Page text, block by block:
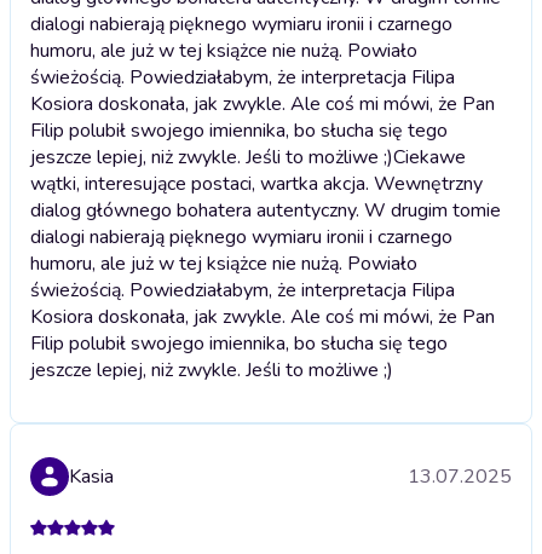
dialogi nabierają pięknego wymiaru ironii i czarnego
humoru, ale już w tej książce nie nużą. Powiało
świeżością. Powiedziałabym, że interpretacja Filipa
Kosiora doskonała, jak zwykle. Ale coś mi mówi, że Pan
Filip polubił swojego imiennika, bo słucha się tego
jeszcze lepiej, niż zwykle. Jeśli to możliwe ;)Ciekawe
wątki, interesujące postaci, wartka akcja. Wewnętrzny
dialog głównego bohatera autentyczny. W drugim tomie
dialogi nabierają pięknego wymiaru ironii i czarnego
humoru, ale już w tej książce nie nużą. Powiało
świeżością. Powiedziałabym, że interpretacja Filipa
Kosiora doskonała, jak zwykle. Ale coś mi mówi, że Pan
Filip polubił swojego imiennika, bo słucha się tego
jeszcze lepiej, niż zwykle. Jeśli to możliwe ;)
Kasia 13.07.2025